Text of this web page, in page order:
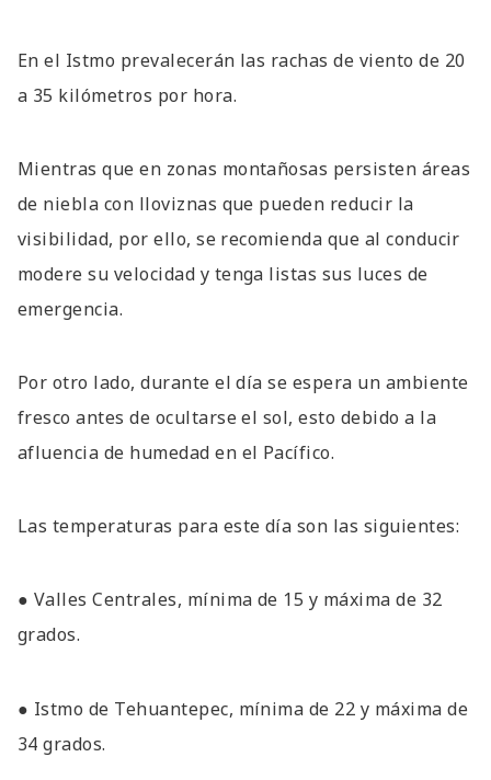
En el Istmo prevalecerán las rachas de viento de 20
a 35 kilómetros por hora.
Mientras que en zonas montañosas persisten áreas
de niebla con lloviznas que pueden reducir la
visibilidad, por ello, se recomienda que al conducir
modere su velocidad y tenga listas sus luces de
emergencia.
Por otro lado, durante el día se espera un ambiente
fresco antes de ocultarse el sol, esto debido a la
afluencia de humedad en el Pacífico.
Las temperaturas para este día son las siguientes:
● Valles Centrales, mínima de 15 y máxima de 32
grados.
● Istmo de Tehuantepec, mínima de 22 y máxima de
34 grados.